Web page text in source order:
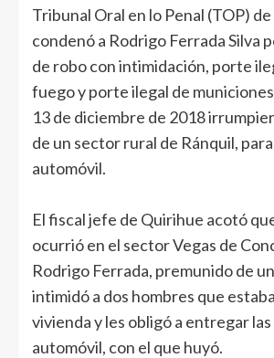
Tribunal Oral en lo Penal (TOP)
condenó a Rodrigo Ferrada Silva
de robo con intimidación, porte
fuego y porte ilegal de
13 de diciembre de 2018
de un sector rural de Ránquil,
automóvil.
El fiscal jefe de Quirihue acotó
ocurrió en el sector Vegas de
Rodrigo Ferrada, premunido de
intimidó a dos hombres que
vivienda y les obligó a entregar las
automóvil, con el que huyó.